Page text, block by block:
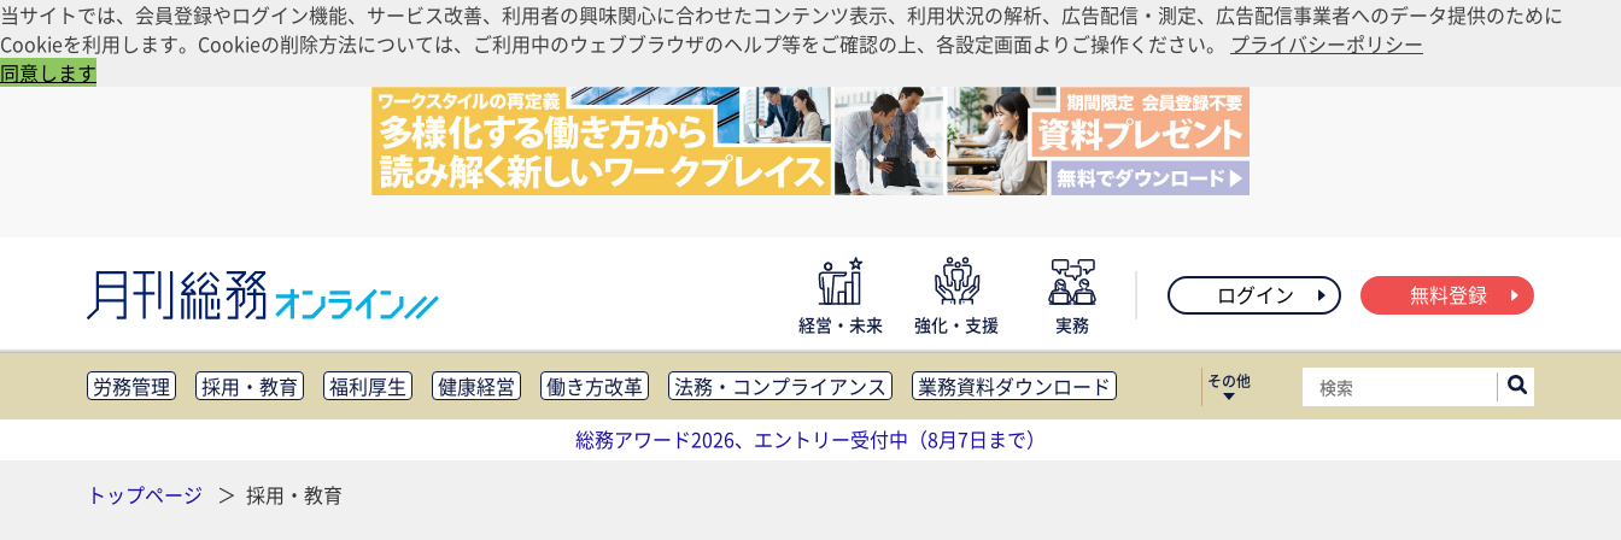
当サイトでは、会員登録やログイン機能、サービス改善、利用者の興味関心に合わせたコンテンツ表示、利用状況の解析、広告配信・測定、広告配信事業者へのデータ提供のために
Cookieを利用します。Cookieの削除方法については、ご利用中のウェブブラウザのヘルプ等をご確認の上、各設定画面よりご操作ください。 プライバシーポリシー
同意します
経営・未来 強化・支援 実務
ログイン 無料登録
労務管理 採用・教育 福利厚生 健康経営 働き方改革 法務・コンプライアンス
業務資料ダウンロード
知財管理
リスクマネジメント・BCP 社外・社内広報 社外・社内コミュニケーション活性化
FM・オフィス移転
助成金・補助金・コスト削減 アウトソーシング・BPO
調査・レポート
その他
総務アワード2026、エントリー受付中（8月7日まで）
トップページ
採用・教育